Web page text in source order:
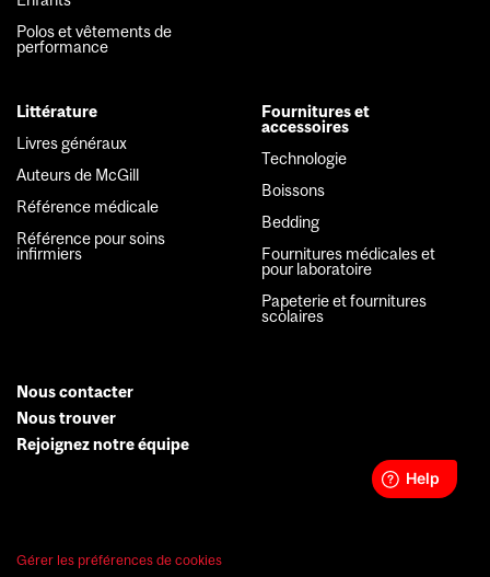
Polos et vêtements de
performance
Littérature
Livres généraux
Auteurs de McGill
Référence médicale
Référence pour soins
infirmiers
Fournitures et
accessoires
Technologie
Boissons
Bedding
Fournitures médicales et
pour laboratoire
Papeterie et fournitures
scolaires
Secondary
Menu
Nous contacter
Nous trouver
Rejoignez notre équipe
Gérer les préférences de cookies